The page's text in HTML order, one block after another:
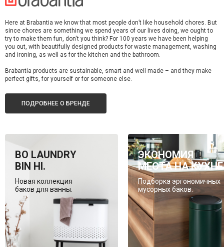
Here at Brabantia we know that most people don’t like household chores. But
since chores are something we spend years of our lives doing, we ought to
try to make them fun, don't you think? For 100 years we have been helping
you out, with beautifully designed products for waste management, washing
and ironing, as well as for the kitchen and the bathroom.
Brabantia products are sustainable, smart and well made – and they make
perfect gifts, for yourself or for someone else.
ПОДРОБНЕЕ О БРЕНДЕ
BO LAUNDRY
BIN HI.
Новая коллекция
баков для ванны.
ЭКОНОМИЯ
МЕСТА НА
Подборка эргономичных
мусорных баков.